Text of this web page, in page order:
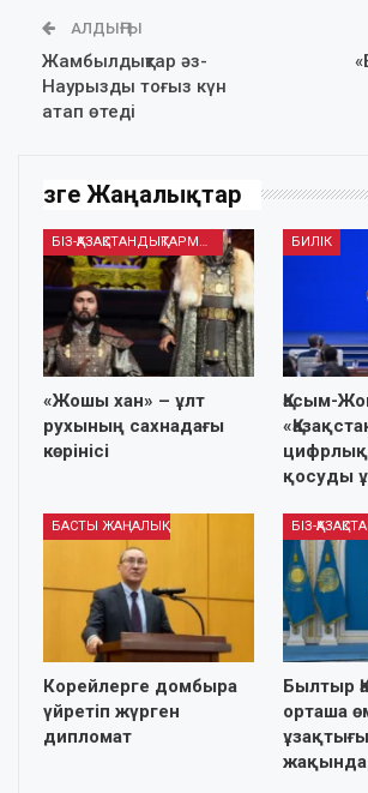
АЛДЫҢҒЫ
Жамбылдықтар әз-
Наурызды тоғыз күн
атап өтеді
Өзге Жаңалықтар
БІЗ-ҚАЗАҚСТАНДЫҚТАРМЫЗ
«Жошы хан» – ұлт
рухының сахнадағы
көрінісі
БИЛІК
Қасым-
цифрлық
қосуды
БАСТЫ ЖАҢАЛЫҚ
Корейлерге домбыра
үйретіп жүрген
дипломат
Былтыр
орташа